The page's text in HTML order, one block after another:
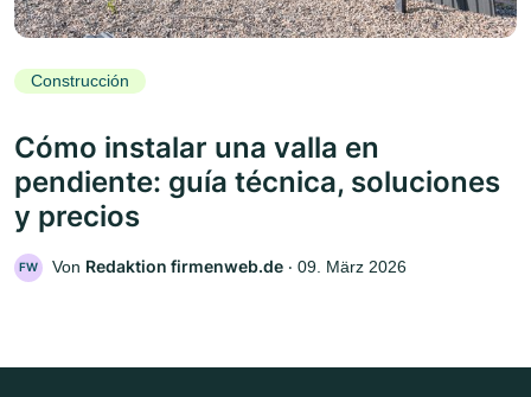
Construcción
Cómo instalar una valla en
pendiente: guía técnica, soluciones
y precios
FW Von Redaktion firmenweb.de ‧ 09. März 2026